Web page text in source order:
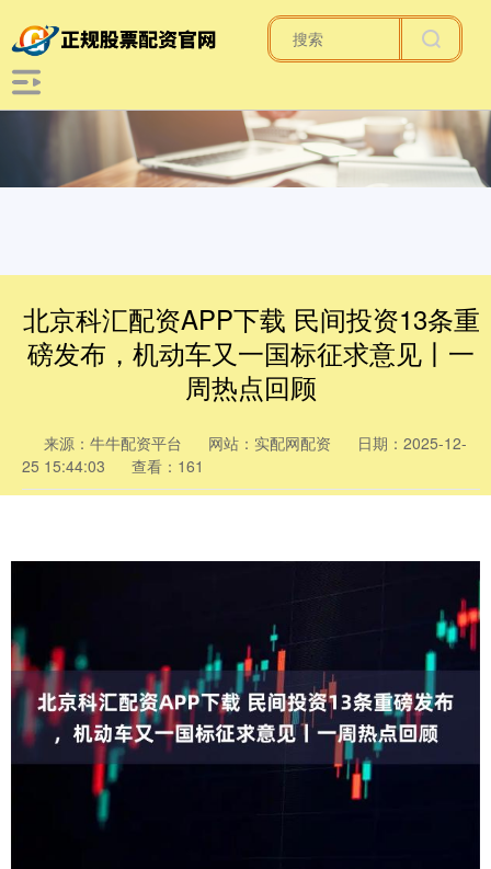
北京科汇配资APP下载 民间投资13条重
磅发布，机动车又一国标征求意见丨一
周热点回顾
来源：牛牛配资平台 网站：实配网配资
日期：2025-12-
25 15:44:03
查看：161